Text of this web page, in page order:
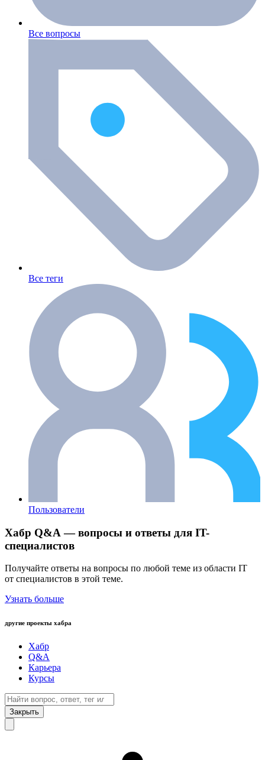
Все вопросы
Все теги
Пользователи
Хабр Q&A — вопросы и ответы для IT-
специалистов
Получайте ответы на вопросы по любой теме из области IT
от специалистов в этой теме.
Узнать больше
другие проекты хабра
Хабр
Q&A
Карьера
Курсы
Закрыть